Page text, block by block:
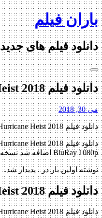
Skip
to
content
باران فیلم
دانلود فیلم های جدید
دانلود فیلم The Hurricane Heist 2018
می 30, 2018
دانلود فیلم The Hurricane Heist 2018
BluRay 1080p اضافه شد نسخه کم حجم x265 اضافه شد تاریخ اکران : 2018 ژانر : اکشن , هیجان انگیز […]
نوشته اولین بار در . پدیدار شد.
دانلود فیلم The Hurricane Heist 2018